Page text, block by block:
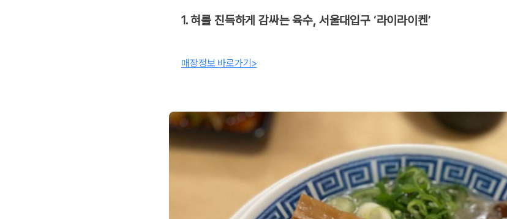
1. 혀를 진득하게 감싸는 육수, 서울대입구 ‘라이라이켄’
매장정보 바로가기>